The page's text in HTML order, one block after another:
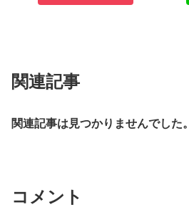
関連記事
関連記事は見つかりませんでした。
コメント